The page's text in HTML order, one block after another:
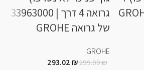
גרואה 4 דרך | 33963000
של גרואה GROHE
GROHE
299.00₪
293.02 ₪